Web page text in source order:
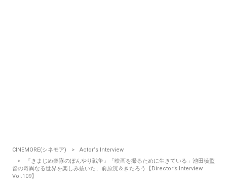
CINEMORE(シネモア)
Actor‘s Interview
『きまじめ楽隊のぼんやり戦争』「映画を撮るために生きている」池田暁監
督の奇異なる世界を楽しみ抜いた、前原滉＆きたろう【Director’s Interview
Vol.109】